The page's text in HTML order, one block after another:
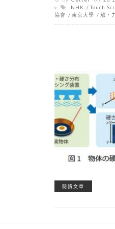
NHK
Touch
協會
東京大學 触・
閱讀文章